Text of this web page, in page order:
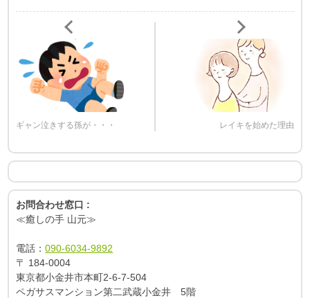
ギャン泣きする孫が・・・ レイキを始めた理由
お問合わせ窓口 :
≪癒しの手 山元≫
電話：090-6034-9892
〒 184-0004
東京都小金井市本町2-6-7-504
ペガサスマンション第二武蔵小金井 5階